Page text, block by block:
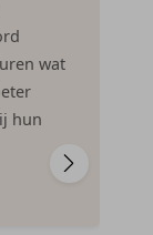
wat
hun